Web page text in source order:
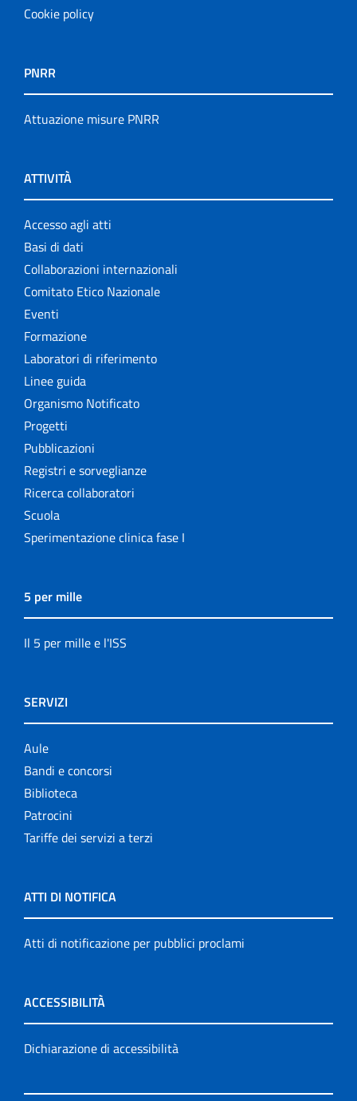
Cookie policy
PNRR
Attuazione misure PNRR
ATTIVITÀ
Accesso agli atti
Basi di dati
Collaborazioni internazionali
Comitato Etico Nazionale
Eventi
Formazione
Laboratori di riferimento
Linee guida
Organismo Notificato
Progetti
Pubblicazioni
Registri e sorveglianze
Ricerca collaboratori
Scuola
Sperimentazione clinica fase I
5 per mille
Il 5 per mille e l'ISS
SERVIZI
Aule
Bandi e concorsi
Biblioteca
Patrocini
Tariffe dei servizi a terzi
ATTI DI NOTIFICA
Atti di notificazione per pubblici proclami
ACCESSIBILITÀ
Dichiarazione di accessibilità